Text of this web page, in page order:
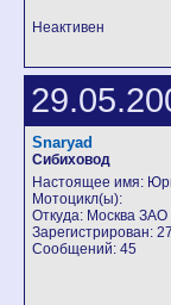
Неактивен
Snaryad
Сибиховод
Настоящее имя:
Мотоцикл(ы):
Откуда: Москва ЗАО
Зарегистрирован:
Сообщений: 45